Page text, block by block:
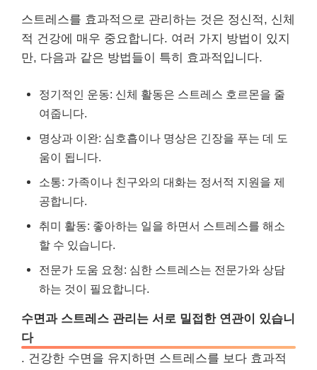
스트레스를 효과적으로 관리하는 것은 정신적, 신체
적 건강에 매우 중요합니다. 여러 가지 방법이 있지
만, 다음과 같은 방법들이 특히 효과적입니다.
정기적인 운동: 신체 활동은 스트레스 호르몬을 줄
여줍니다.
명상과 이완: 심호흡이나 명상은 긴장을 푸는 데 도
움이 됩니다.
소통: 가족이나 친구와의 대화는 정서적 지원을 제
공합니다.
취미 활동: 좋아하는 일을 하면서 스트레스를 해소
할 수 있습니다.
전문가 도움 요청: 심한 스트레스는 전문가와 상담
하는 것이 필요합니다.
수면과 스트레스 관리는 서로 밀접한 연관이 있습니
다
. 건강한 수면을 유지하면 스트레스를 보다 효과적